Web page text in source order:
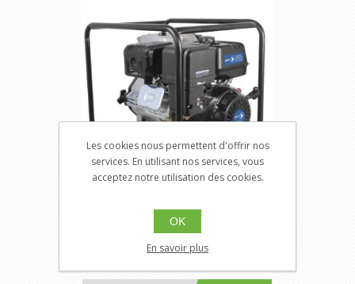
JT-291069
Pompe à déchet de 4 po
Les cookies nous permettent d'offrir nos
services. En utilisant nos services, vous
acceptez notre utilisation des cookies.
OK
En savoir plus